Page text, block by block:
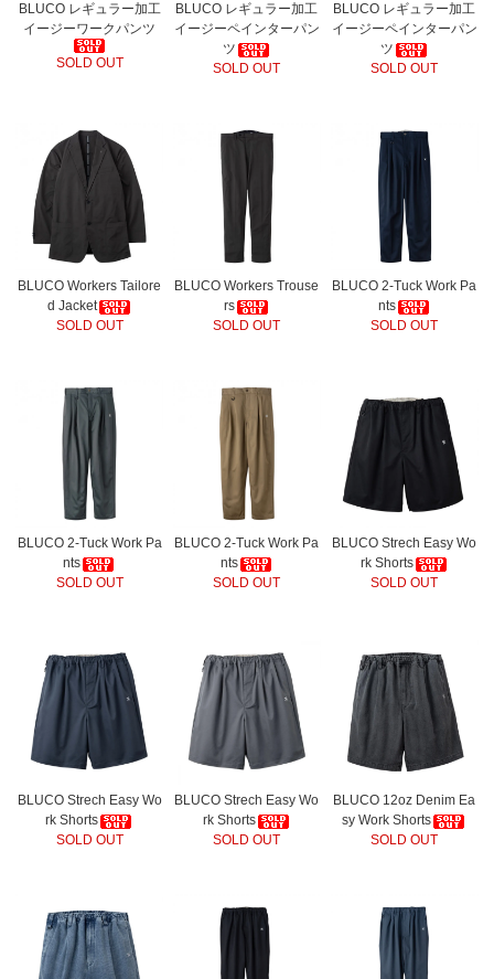
BLUCO レギュラー加工
イージーワークパンツ
SOLD OUT
BLUCO レギュラー加工
イージーペインターパン
ツ
SOLD OUT
BLUCO レギュラー加工
イージーペインターパン
ツ
SOLD OUT
BLUCO Workers Tailore
d Jacket
SOLD OUT
BLUCO Workers Trouse
rs
SOLD OUT
BLUCO 2-Tuck Work Pa
nts
SOLD OUT
BLUCO 2-Tuck Work Pa
nts
SOLD OUT
BLUCO 2-Tuck Work Pa
nts
SOLD OUT
BLUCO Strech Easy Wo
rk Shorts
SOLD OUT
BLUCO Strech Easy Wo
rk Shorts
SOLD OUT
BLUCO Strech Easy Wo
rk Shorts
SOLD OUT
BLUCO 12oz Denim Ea
sy Work Shorts
SOLD OUT